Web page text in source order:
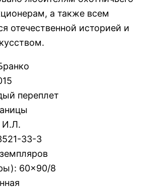
а также всем
отечественной историей и
переплет
И.Л.
33-3
: 60×90/8